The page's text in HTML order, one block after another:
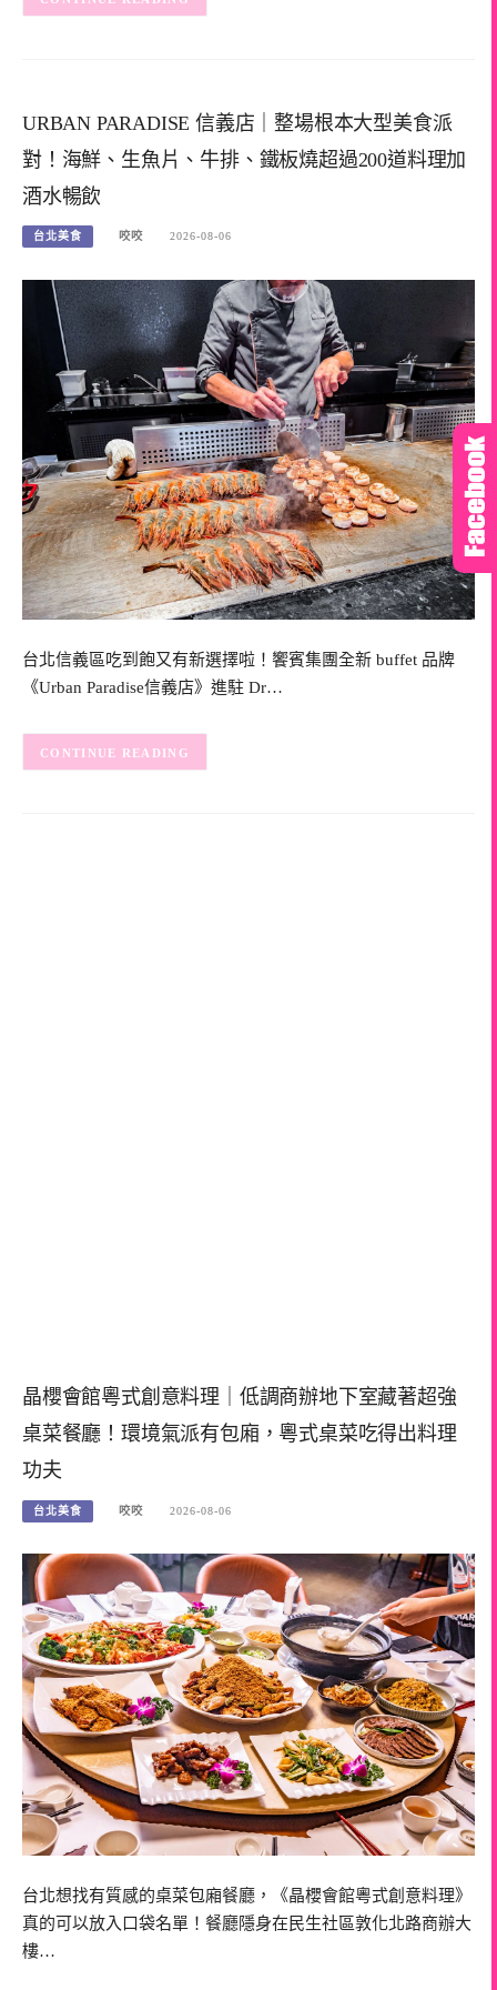
URBAN PARADISE 信義店｜整場根本大型美食派
對！海鮮、生魚片、牛排、鐵板燒超過200道料理加
酒水暢飲
台北美食 咬咬 2026-08-06
台北信義區吃到飽又有新選擇啦！饗賓集團全新 buffet 品牌
《Urban Paradise信義店》進駐 Dr…
CONTINUE READING
晶櫻會館粵式創意料理｜低調商辦地下室藏著超強
桌菜餐廳！環境氣派有包廂，粵式桌菜吃得出料理
功夫
台北美食 咬咬 2026-08-06
台北想找有質感的桌菜包廂餐廳，《晶櫻會館粵式創意料理》
真的可以放入口袋名單！餐廳隱身在民生社區敦化北路商辦大
樓…